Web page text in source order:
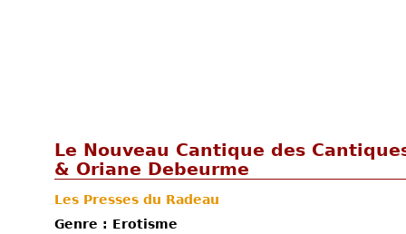
Le Nouveau Cantique des
& Oriane Debeurme
Les Presses du Radeau
Genre : Erotisme